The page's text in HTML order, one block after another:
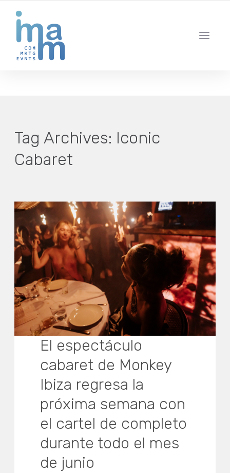
IBIZA · MADRID · BARCELONA
Tag Archives: Iconic
Cabaret
El espectáculo
cabaret de Monkey
Ibiza regresa la
próxima semana con
el cartel de completo
durante todo el mes
de junio